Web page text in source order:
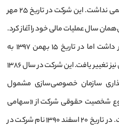
مایع ایران» ایجاد شد، اما فعالیت رسمی نداشت. این شرکت در تاریخ ۲۵ مهر
مرکز اصلی شرکت ابتدا در تهران قرار داشت اما در تاریخ ۱۵ بهمن ۱۳۹۷ به
بندرعباس منتقل شد و شماره ثبت آن نیز تغییر یافت. این شرکت در سال ۱۳۸۶
سازمان خصوصی‌سازی مشمول
شد. سپس در سال ۱۳۸۸ نوع شخصیت حقوقی شرکت از «سهامی
خاص» به «سهامی عام» تغییر یافت. در تاریخ ۲۰ اسفند ۱۳۹۰ نام شرکت در